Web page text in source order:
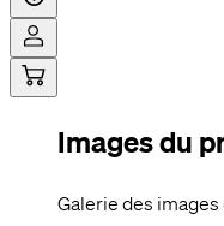
Images du
Galerie des